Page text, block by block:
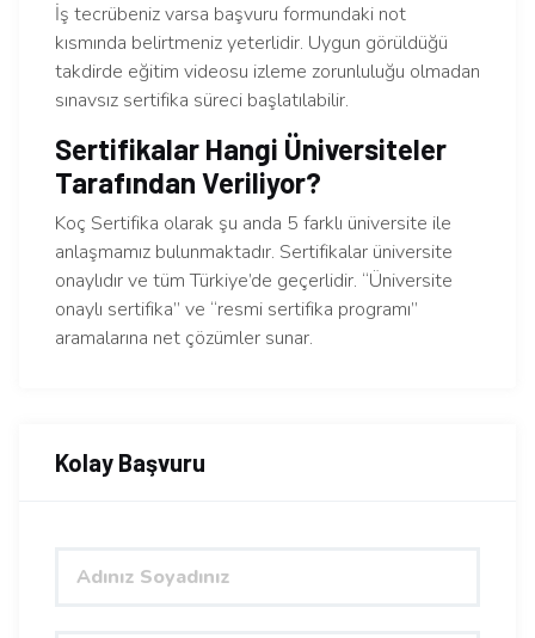
İş tecrübeniz varsa başvuru formundaki not
kısmında belirtmeniz yeterlidir. Uygun görüldüğü
takdirde eğitim videosu izleme zorunluluğu olmadan
sınavsız sertifika süreci başlatılabilir.
Sertifikalar Hangi Üniversiteler
Tarafından Veriliyor?
Koç Sertifika olarak şu anda 5 farklı üniversite ile
anlaşmamız bulunmaktadır. Sertifikalar üniversite
onaylıdır ve tüm Türkiye’de geçerlidir. “Üniversite
onaylı sertifika” ve “resmi sertifika programı”
aramalarına net çözümler sunar.
Kolay Başvuru